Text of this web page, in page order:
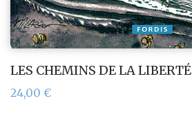
LES CHEMINS DE LA LIBERTÉ
24,00 €